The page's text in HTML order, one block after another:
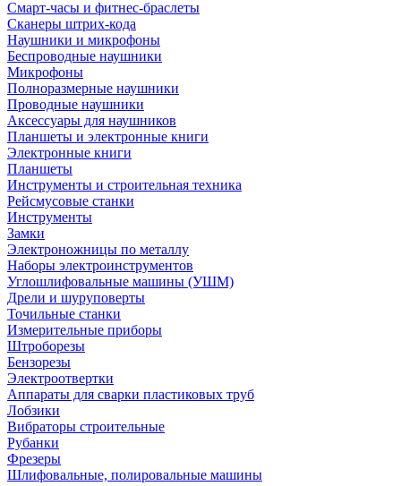
Смарт-часы и фитнес-браслеты
Сканеры штрих-кода
Наушники и микрофоны
Беспроводные наушники
Микрофоны
Полноразмерные наушники
Проводные наушники
Аксессуары для наушников
Планшеты и электронные книги
Электронные книги
Планшеты
Инструменты и строительная техника
Рейсмусовые станки
Инструменты
Замки
Электроножницы по металлу
Наборы электроинструментов
Углошлифовальные машины (УШМ)
Дрели и шуруповерты
Точильные станки
Измерительные приборы
Штроборезы
Бензорезы
Электроотвертки
Аппараты для сварки пластиковых труб
Лобзики
Вибраторы строительные
Рубанки
Фрезеры
Шлифовальные, полировальные машины